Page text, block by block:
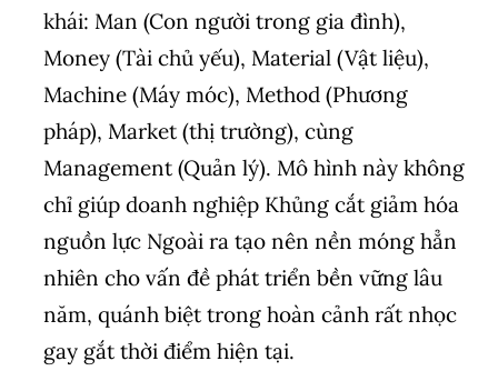
khái: Man (Con người trong gia đình),
Money (Tài chủ yếu), Material (Vật liệu),
Machine (Máy móc), Method (Phương
pháp), Market (thị trường), cùng
Management (Quản lý). Mô hình này không
chỉ giúp doanh nghiệp Khủng cắt giảm hóa
nguồn lực Ngoài ra tạo nên nền móng hẳn
nhiên cho vấn đề phát triển bền vững lâu
năm, quánh biệt trong hoàn cảnh rất nhọc
gay gắt thời điểm hiện tại.